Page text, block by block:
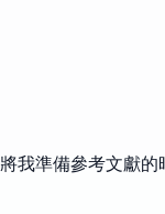
準備參考文獻